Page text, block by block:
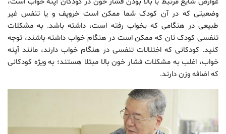
وضعیتی که در آن کودک شما ممکن است خروپف و یا تنفس غیر
طبیعی در هنگامی که بخواب رفته است، داشته باشد. به مشکلات
تنفسی کودک تان که ممکن است در هنگام خواب داشته باشند، توجه
کنید. کودکانی که اختلالات تنفسی در هنگام خواب دارند، مانند آپنه
خواب، اغلب به مشکلات فشار خون بالا مبتلا هستند؛ به ویژه کودکانی
که اضافه وزن دارند.